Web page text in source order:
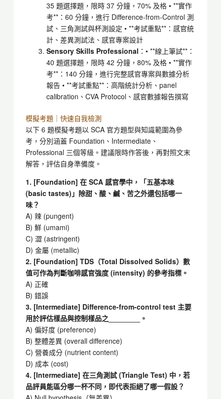
35 題選擇題，限時 37 分鐘，70% 及格 • **實作
考**：60 分鐘，進行 Difference-from-Control 測
試、三角測試與杯測設定 • **考試重點**：感官統
計、差異測試法、感官專案設計
Sensory Skills Professional ：• **線上筆試**：
40 題選擇題，限時 42 分鐘，80% 及格 • **實作
考**：140 分鐘，進行完整感官專案與數據分析
報告 • **考試重點**：高階統計分析、panel
calibration、CVA Protocol、感官數據報告撰寫
模擬考題｜快速自我檢測
以下 6 題模擬考題以 SCA 官方題型與知識範圍為參
考，分別涵蓋 Foundation、Intermediate、
Professional 三個等級。建議限時作答後，再對照文末
解答，評估自身準備度。
1. [Foundation] 在 SCA 感官學中，「五基本味
(basic tastes)」除甜、酸、鹹、苦之外還包括哪一
味？
A) 辣 (pungent)
B) 鮮 (umami)
C) 澀 (astringent)
D) 金屬 (metallic)
2. [Foundation] TDS（Total Dissolved Solids）數
值可作為判斷咖啡感官強度 (intensity) 的參考指標。
A) 正確
B) 錯誤
3. [Intermediate] Difference-from-control test 主要
用於評估樣品與控制樣品之________。
A) 偏好度 (preference)
B) 整體差異 (overall difference)
C) 營養成分 (nutrient content)
D) 成本 (cost)
4. [Intermediate] 在三角測試 (Triangle Test) 中，若
品評員能區分哪一杯不同，即代表拒絕了哪一假設？